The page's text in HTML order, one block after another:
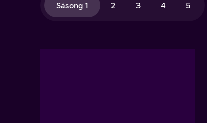
Säsong 1 2 3 4 5